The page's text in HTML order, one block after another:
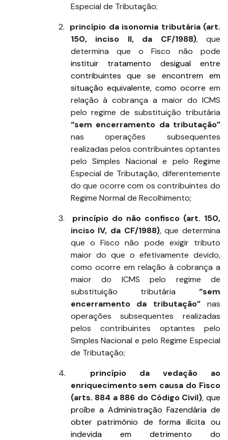
Especial de Tributação;
2. princípio da isonomia tributária (art.
150, inciso II, da CF/1988), que
determina que o Fisco não pode
instituir tratamento desigual entre
contribuintes que se encontrem em
situação equivalente, como ocorre em
relação à cobrança a maior do ICMS
pelo regime de substituição tributária
“sem encerramento da tributação”
nas operações subsequentes
realizadas pelos contribuintes optantes
pelo Simples Nacional e pelo Regime
Especial de Tributação, diferentemente
do que ocorre com os contribuintes do
Regime Normal de Recolhimento;
3.
princípio do não confisco (art. 150,
inciso IV, da CF/1988), que determina
que o Fisco não pode exigir tributo
maior do que o efetivamente devido,
como ocorre em relação à cobrança a
maior do ICMS pelo regime de
substituição tributária “sem
encerramento da tributação” nas
operações subsequentes realizadas
pelos contribuintes optantes pelo
Simples Nacional e pelo Regime Especial
de Tributação;
4.
princípio da vedação ao
enriquecimento sem causa do Fisco
(arts. 884 a 886 do Código Civil), que
proíbe a Administração Fazendária de
obter patrimônio de forma ilícita ou
indevida em detrimento do